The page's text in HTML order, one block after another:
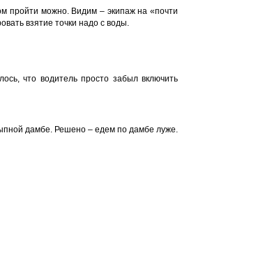
пройти можно. Видим – экипаж на «почти
взятие точки надо с воды.
что водитель просто забыл включить
дамбе. Решено – едем по дамбе луже.